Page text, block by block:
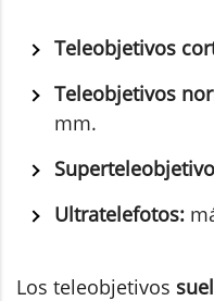
Teleobjetivos
Teleobjetivos
mm.
Ultratelefotos:
Los teleobjetivos